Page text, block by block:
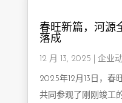
春旺新篇，河源
落成
12 月 13, 2025 企业
2025年12月13日，春
共同参观了刚刚竣工